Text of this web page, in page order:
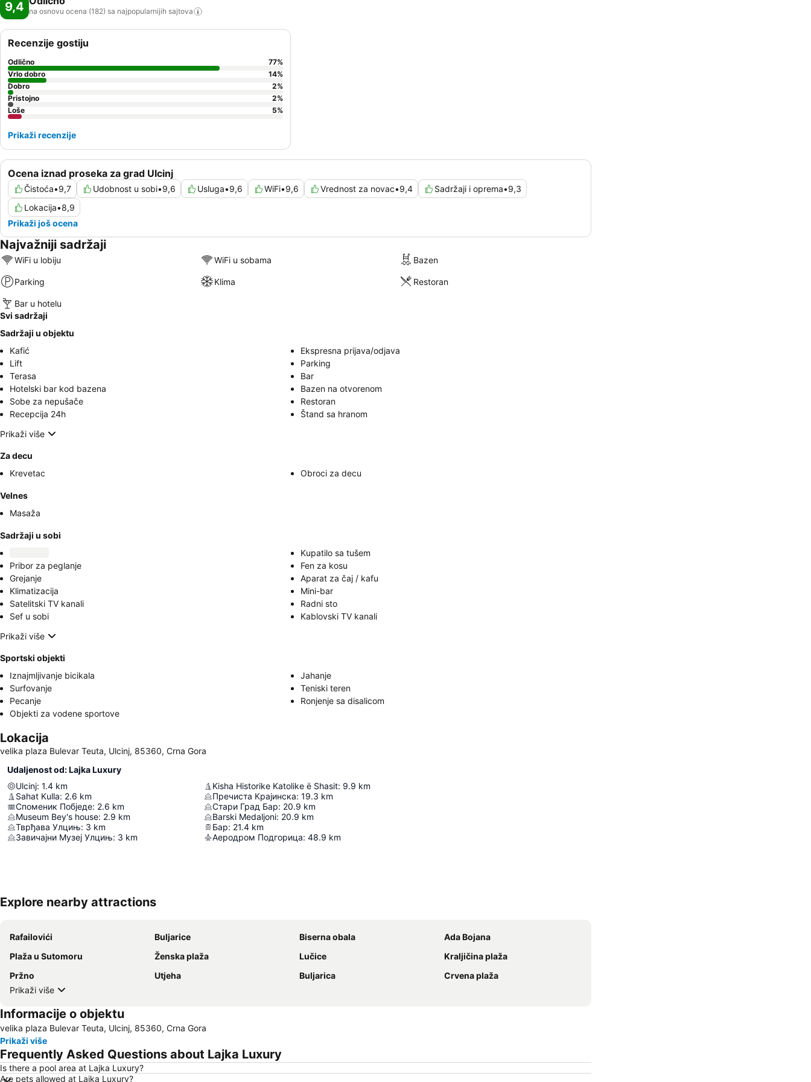
9,4 na osnovu ocena (182) sa najpopularnijih sajtova
Ocena iznad proseka za grad Ulcinj
Čistoća•9,7 Udobnost u sobi•9,6 Usluga•9,6 WiFi•9,6 Vrednost za novac•9,4 Sadržaji i oprema•9,3
Lokacija•8,9
Prikaži još ocena
Recenzije gostiju
Odlično 77%
Vrlo dobro
14%
Dobro
2%
Pristojno
2%
Loše
5%
Prikaži recenzije
Najvažniji sadržaji
WiFi u lobiju WiFi u sobama Bazen
Parking Klima Restoran
Bar u hotelu
Svi sadržaji
Sadržaji u objektu
Kafić
Ekspresna prijava/odjava
Lift
Parking
Terasa
Bar
Hotelski bar kod bazena
Bazen na otvorenom
Sobe za nepušače
Restoran
Recepcija 24h
Štand sa hranom
Prikaži više
Za decu
Krevetac
Obroci za decu
Velnes
Masaža
Sadržaji u sobi
Kupatilo sa tušem
Pribor za peglanje
Fen za kosu
Grejanje
Aparat za čaj / kafu
Klimatizacija
Mini-bar
Satelitski TV kanali
Radni sto
Sef u sobi
Kablovski TV kanali
Prikaži više
Sportski objekti
Iznajmljivanje bicikala
Jahanje
Surfovanje
Teniski teren
Pecanje
Ronjenje sa disalicom
Objekti za vodene sportove
Lokacija
velika plaza Bulevar Teuta, Ulcinj, 85360, Crna Gora
Udaljenost od: Lajka Luxury
Ulcinj: 1.4 km
Sahat Kulla: 2.6 km
Споменик Побједе: 2.6 km
Museum Bey's house: 2.9 km
Тврђава Улцињ: 3 km
Завичајни Музеј Улцињ: 3 km
Kisha Historike Katolike ë Shasit: 9.9 km
Пречиста Крајинска: 19.3 km
Стари Град Бар: 20.9 km
Barski Medaljoni: 20.9 km
Бар: 21.4 km
Аеродром Подгорица: 48.9 km
Explore nearby attractions
Rafailovići Buljarice Biserna obala
Ada Bojana
Plaža u Sutomoru
Ženska plaža Lučice
Kraljičina plaža
Pržno
Utjeha Buljarica
Crvena plaža
Prikaži više
Informacije o objektu
velika plaza Bulevar Teuta, Ulcinj, 85360, Crna Gora
Prikaži više
Frequently Asked Questions about Lajka Luxury
Is there a pool area at Lajka Luxury?
Are pets allowed at Lajka Luxury?